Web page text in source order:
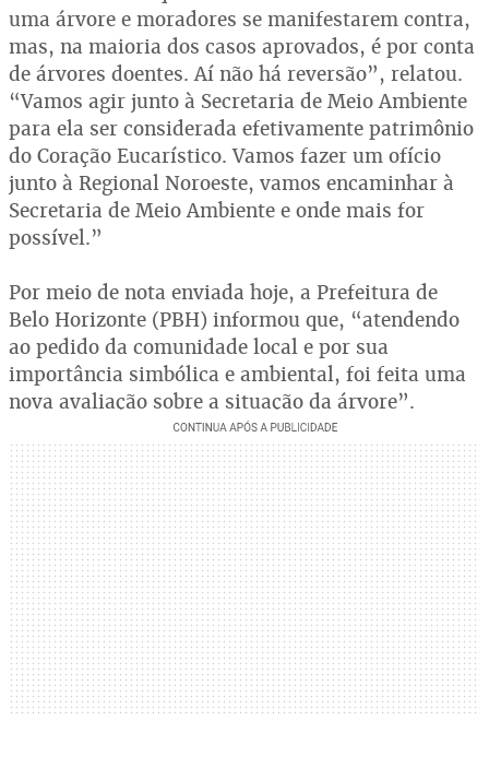
uma árvore e moradores se manifestarem contra,
mas, na maioria dos casos aprovados, é por conta
de árvores doentes. Aí não há reversão”, relatou.
“Vamos agir junto à Secretaria de Meio Ambiente
para ela ser considerada efetivamente patrimônio
do Coração Eucarístico. Vamos fazer um ofício
junto à Regional Noroeste, vamos encaminhar à
Secretaria de Meio Ambiente e onde mais for
possível.”
Por meio de nota enviada hoje, a Prefeitura de
Belo Horizonte (PBH) informou que, “atendendo
ao pedido da comunidade local e por sua
importância simbólica e ambiental, foi feita uma
nova avaliação sobre a situação da árvore”.